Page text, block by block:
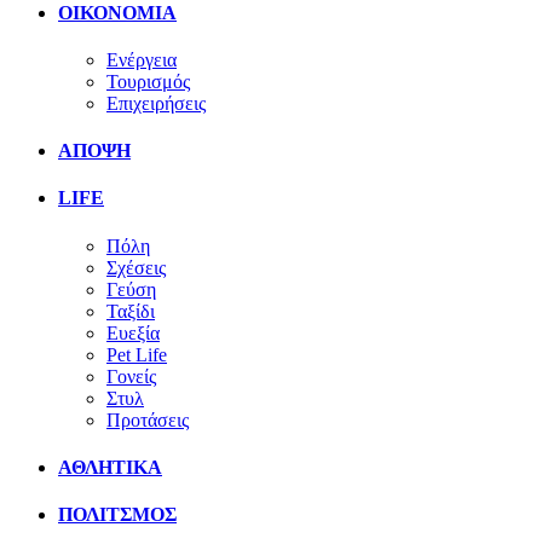
ΟΙΚΟΝΟΜΙΑ
Ενέργεια
Τουρισμός
Επιχειρήσεις
ΑΠΟΨΗ
LIFE
Πόλη
Σχέσεις
Γεύση
Ταξίδι
Ευεξία
Pet Life
Γονείς
Στυλ
Προτάσεις
ΑΘΛΗΤΙΚΑ
ΠΟΛΙΤΣΜΟΣ